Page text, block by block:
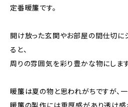
定番暖簾です。
開け放った玄関やお部屋の間仕切に
ると、
周りの雰囲気を彩り豊かな物にします
暖簾は夏の物と思われがちですが、
暖簾の製作には重厚感があり透け感